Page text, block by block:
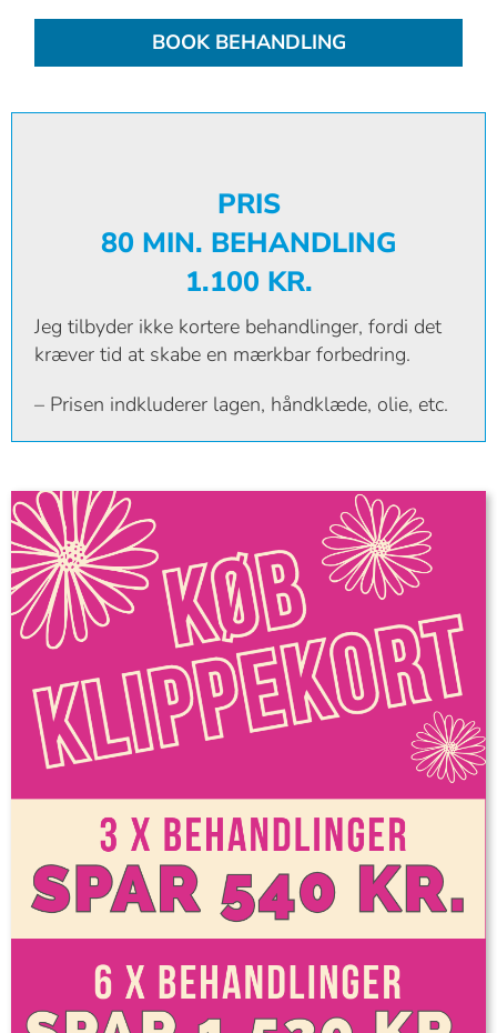
BOOK BEHANDLING
PRIS
80 MIN. BEHANDLING
1.100 KR.
Jeg tilbyder ikke kortere behandlinger, fordi det
kræver tid at skabe en mærkbar forbedring.
– Prisen indkluderer lagen, håndklæde, olie, etc.